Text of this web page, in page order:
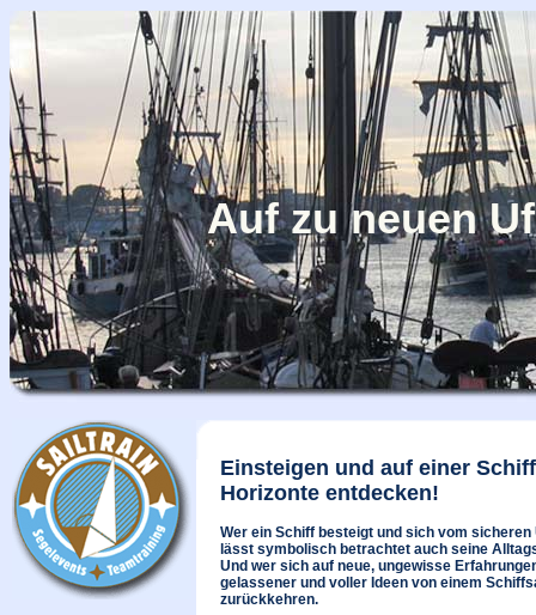
Auf zu neuen
Einsteigen und auf einer
Horizonte entdecken!
Wer ein Schiff besteigt und sich vom
lässt symbolisch betrachtet auch seine
Und wer sich auf neue, ungewisse
gelassener und voller Ideen von einem
zurückkehren.